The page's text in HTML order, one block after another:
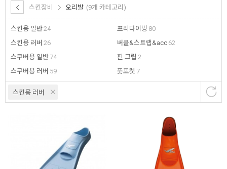
스킨장비 오리발 (9개 카테고리)
스킨용 일반24
스킨용 러버 26
스쿠버용 일반 74
스쿠버용 러버 59
프리다이빙 80
버클&스트랩&acc 62
핀 그립 2
풋포켓 7
스킨용 러버